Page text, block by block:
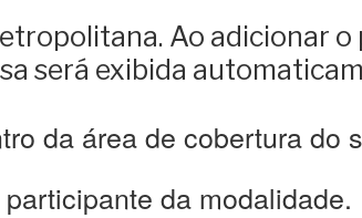
Ao adicionar
será exibida
da área de cobertura do
da modalidade.